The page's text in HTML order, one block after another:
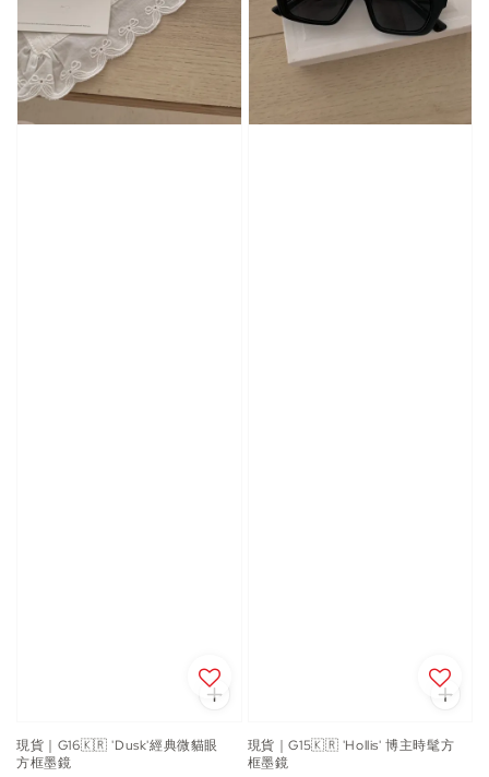
現貨｜G16🇰🇷 'Dusk'經典微貓眼
方框墨鏡
現貨｜G15🇰🇷 'Hollis' 博主時髦方
框墨鏡